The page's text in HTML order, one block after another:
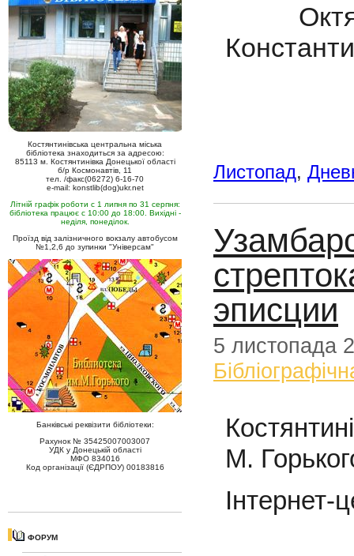
Костянтинівська центральна міська
бібліотека знаходиться за адресою:
85113 м. Костянтинівка Донецької області
б/р Космонавтів, 11
тел. /факс(06272) 6-16-70
e-mail: konstlib(dog)ukr.net
Літній графік роботи с 1 липня по 31 серпня:
бібліотека працює с 10:00 до 18:00. Вихідні -
неділя, понеділок.
Проїзд від залізничного вокзалу автобусом
№1,2,6 до зупинки "Універсам"
Банківські реквізити бібліотеки:
Рахунок № 35425007003007
УДК у Донецькій області
МФО 834016
Код організації (ЄДРПОУ) 00183816
ФОРУМ
Листопад,
эписции
5 листопада
Ко
М.
Інтернет-